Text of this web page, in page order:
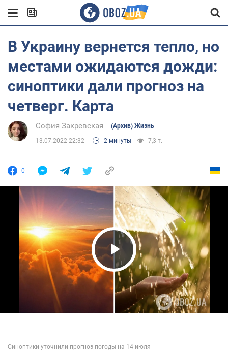
В Украину вернется тепло, но
местами ожидаются дожди:
синоптики дали прогноз на
четверг. Карта
София Закревская (Архив) Жизнь
13.07.2022 22:32 2 минуты 7,3 т.
0
Play Video